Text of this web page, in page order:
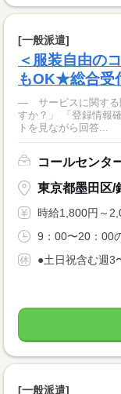
[一般派遣]
＜服装自由の
もOK★総合受
― サービスに関する問い合わせ
すか？」 「登録情報
トを見ながら回答...
コールセンタ
東京都墨田区/
時給1,800円～
9：00〜20：00
●土日祝含む週3
[一般派遣]